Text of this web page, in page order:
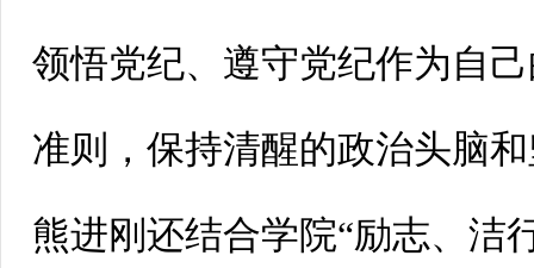
领悟党纪、遵守党纪作为自
准则，保持清醒的政治头脑
熊进刚还结合学院“励志、洁